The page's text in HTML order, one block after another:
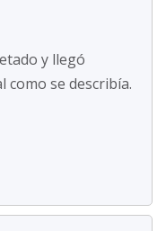
y llegó
como se describía.